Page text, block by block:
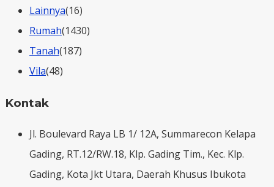
Lainnya(16)
Rumah(1430)
Tanah(187)
Vila(48)
Kontak
Jl. Boulevard Raya LB 1/ 12A, Summarecon Kelapa
Gading, RT.12/RW.18, Klp. Gading Tim., Kec. Klp.
Gading, Kota Jkt Utara, Daerah Khusus Ibukota